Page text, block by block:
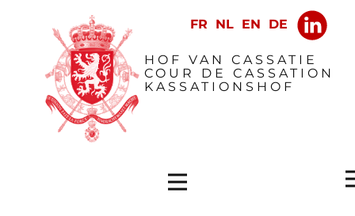
​HOF VAN CASSATIE
COUR DE CASSATION
KASSATIONSHOF